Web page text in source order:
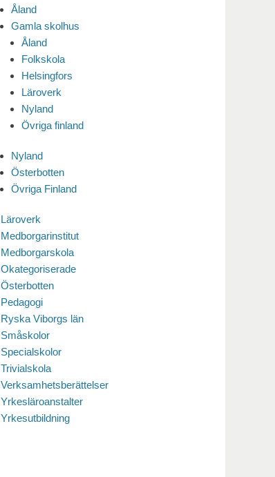
Åland
Gamla skolhus
Åland
Folkskola
Helsingfors
Läroverk
Nyland
Övriga finland
Nyland
Österbotten
Övriga Finland
Läroverk
Medborgarinstitut
Medborgarskola
Okategoriserade
Österbotten
Pedagogi
Ryska Viborgs län
Småskolor
Specialskolor
Trivialskola
Verksamhetsberättelser
Yrkesläroanstalter
Yrkesutbildning